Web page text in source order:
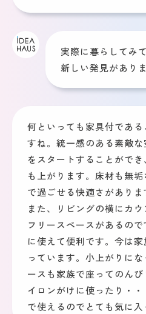
実際に暮らしてみ
新しい発見があり
何といっても家具付であ
すね。統一感のある素敵な
をスタートすることがで
も上がります。床材も無
で過ごせる快適さがありま
また、リビングの横にカ
フリースペースがあるの
に使えて便利です。今は
っています。小上がりに
ースも家族で座ってのん
イロンがけに使ったり・
で使えるのでとても気に入